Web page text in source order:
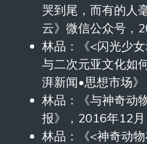
哭到尾，而有的人
云》微信公众号，
林品：《<闪光少
与二次元亚文化如
湃新闻•思想市场
林品：《与神奇动
报》，2016年12月
林品：《<神奇动